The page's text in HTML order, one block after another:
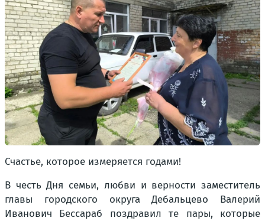
Счастье, которое измеряется годами!
В честь Дня семьи, любви и верности заместитель
главы городского округа Дебальцево Валерий
Иванович Бессараб поздравил те пары, которые